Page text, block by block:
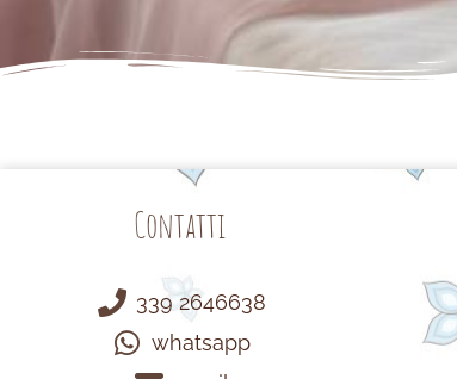
Contatti
339 2646638
whatsapp